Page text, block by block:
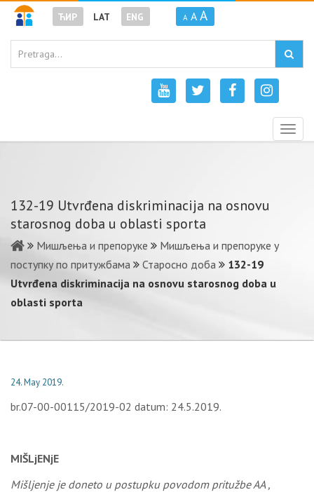
ЋИР LAT ENG A A A
132-19 Utvrđena diskriminacija na osnovu
starosnog doba u oblasti sporta
Мишљења и препоруке
Мишљења и препоруке у
поступку по притужбама
Старосно доба
132-19
Utvrđena diskriminacija na osnovu starosnog doba u
oblasti sporta
24. May 2019.
br.07-00-00115/2019-02 datum: 24.5.2019.
MIŠLjENjE
Mišljenje je doneto u postupku povodom pritužbe AA,